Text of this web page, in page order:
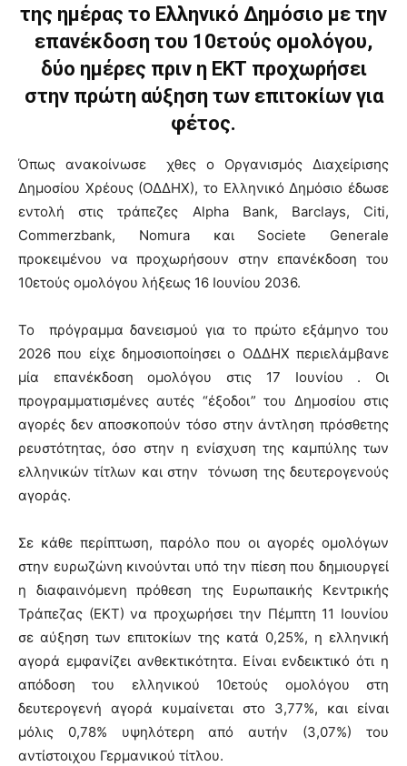
της ημέρας το Ελληνικό Δημόσιο με την
επανέκδοση του 10ετούς ομολόγου,
δύο ημέρες πριν η ΕΚΤ προχωρήσει
στην πρώτη αύξηση των επιτοκίων για
φέτος.
Όπως ανακοίνωσε χθες ο Οργανισμός Διαχείρισης
Δημοσίου Χρέους (ΟΔΔΗΧ), το Ελληνικό Δημόσιο έδωσε
εντολή στις τράπεζες Alpha Bank, Barclays, Citi,
Commerzbank, Nomura και Societe Generale
προκειμένου να προχωρήσουν στην επανέκδοση του
10ετούς ομολόγου λήξεως 16 Ιουνίου 2036.
Το πρόγραμμα δανεισμού για το πρώτο εξάμηνο του
2026 που είχε δημοσιοποίησει ο ΟΔΔΗΧ περιελάμβανε
μία επανέκδοση ομολόγου στις 17 Ιουνίου . Οι
προγραμματισμένες αυτές “έξοδοι” του Δημοσίου στις
αγορές δεν αποσκοπούν τόσο στην άντληση πρόσθετης
ρευστότητας, όσο στην η ενίσχυση της καμπύλης των
ελληνικών τίτλων και στην τόνωση της δευτερογενούς
αγοράς.
Σε κάθε περίπτωση, παρόλο που οι αγορές ομολόγων
στην ευρωζώνη κινούνται υπό την πίεση που δημιουργεί
η διαφαινόμενη πρόθεση της Ευρωπαικής Κεντρικής
Τράπεζας (ΕΚΤ) να προχωρήσει την Πέμπτη 11 Ιουνίου
σε αύξηση των επιτοκίων της κατά 0,25%, η ελληνική
αγορά εμφανίζει ανθεκτικότητα. Είναι ενδεικτικό ότι η
απόδοση του ελληνικού 10ετούς ομολόγου στη
δευτερογενή αγορά κυμαίνεται στο 3,77%, και είναι
μόλις 0,78% υψηλότερη από αυτήν (3,07%) του
αντίστοιχου Γερμανικού τίτλου.